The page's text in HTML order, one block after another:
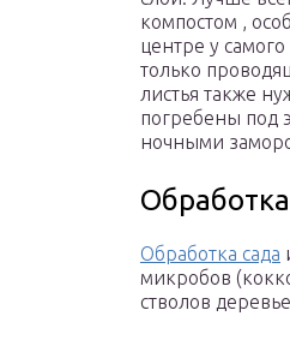
компостом ,
центре у
только
листья также
погребены под
ночными
Обработка сада
микробов
стволов